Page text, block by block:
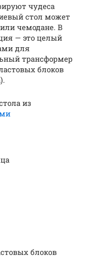
чудеса
стол может
чемодане. В
— это целый
для
трансформер
блоков
из
блоков